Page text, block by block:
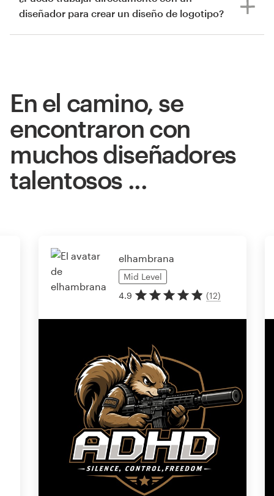
diseñador para crear un diseño de logotipo?
En el camino, se
encontraron con
muchos diseñadores
talentosos ...
elhambrana
Mid Level
4.9
(12)